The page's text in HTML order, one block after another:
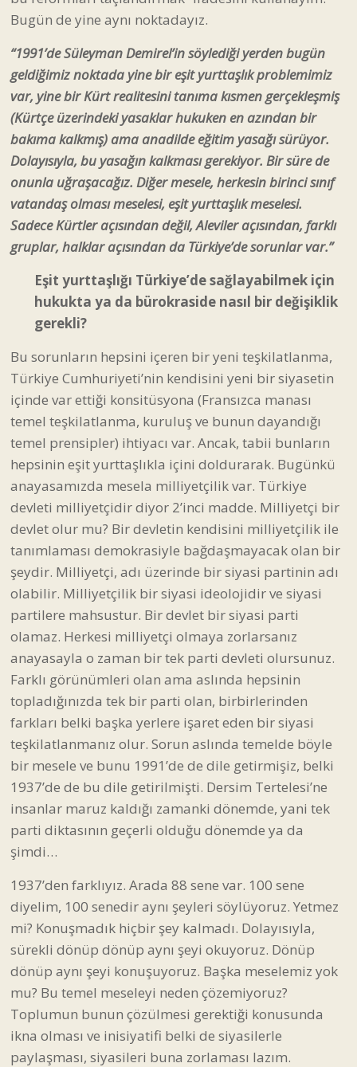
Bugün de yine aynı noktadayız.
“1991’de Süleyman Demirel’in söylediği yerden bugün
geldiğimiz noktada yine bir eşit yurttaşlık problemimiz
var, yine bir Kürt realitesini tanıma kısmen gerçekleşmiş
(Kürtçe üzerindeki yasaklar hukuken en azından bir
bakıma kalkmış) ama anadilde eğitim yasağı sürüyor.
Dolayısıyla, bu yasağın kalkması gerekiyor. Bir süre de
onunla uğraşacağız. Diğer mesele, herkesin birinci sınıf
vatandaş olması meselesi, eşit yurttaşlık meselesi.
Sadece Kürtler açısından değil, Aleviler açısından, farklı
gruplar, halklar açısından da Türkiye’de sorunlar var.”
Eşit yurttaşlığı Türkiye’de sağlayabilmek için
hukukta ya da bürokraside nasıl bir değişiklik
gerekli?
Bu sorunların hepsini içeren bir yeni teşkilatlanma,
Türkiye Cumhuriyeti’nin kendisini yeni bir siyasetin
içinde var ettiği konsitüsyona (Fransızca manası
temel teşkilatlanma, kuruluş ve bunun dayandığı
temel prensipler) ihtiyacı var. Ancak, tabii bunların
hepsinin eşit yurttaşlıkla içini doldurarak. Bugünkü
anayasamızda mesela milliyetçilik var. Türkiye
devleti milliyetçidir diyor 2’inci madde. Milliyetçi bir
devlet olur mu? Bir devletin kendisini milliyetçilik ile
tanımlaması demokrasiyle bağdaşmayacak olan bir
şeydir. Milliyetçi, adı üzerinde bir siyasi partinin adı
olabilir. Milliyetçilik bir siyasi ideolojidir ve siyasi
partilere mahsustur. Bir devlet bir siyasi parti
olamaz. Herkesi milliyetçi olmaya zorlarsanız
anayasayla o zaman bir tek parti devleti olursunuz.
Farklı görünümleri olan ama aslında hepsinin
topladığınızda tek bir parti olan, birbirlerinden
farkları belki başka yerlere işaret eden bir siyasi
teşkilatlanmanız olur. Sorun aslında temelde böyle
bir mesele ve bunu 1991’de de dile getirmişiz, belki
1937’de de bu dile getirilmişti. Dersim Tertelesi’ne
insanlar maruz kaldığı zamanki dönemde, yani tek
parti diktasının geçerli olduğu dönemde ya da
şimdi…
1937’den farklıyız. Arada 88 sene var. 100 sene
diyelim, 100 senedir aynı şeyleri söylüyoruz. Yetmez
mi? Konuşmadık hiçbir şey kalmadı. Dolayısıyla,
sürekli dönüp dönüp aynı şeyi okuyoruz. Dönüp
dönüp aynı şeyi konuşuyoruz. Başka meselemiz yok
mu? Bu temel meseleyi neden çözemiyoruz?
Toplumun bunun çözülmesi gerektiği konusunda
ikna olması ve inisiyatifi belki de siyasilerle
paylaşması, siyasileri buna zorlaması lazım.